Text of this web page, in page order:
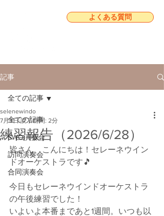
よくある質問
記事
全ての記事
SWO演奏会
訪問演奏会
合同演奏会
全ての記事
練習報告（2026/6/28）
selenewindo
7月3日 読了時間: 2分
皆さん、こんにちは！セレーネウイン
ドオーケストラです🎵
今日もセレーネウインドオーケストラ
の午後練習でした！
いよいよ本番まであと1週間。いつも以